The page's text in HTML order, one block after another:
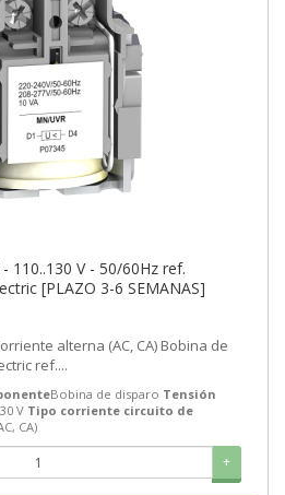
110..130 V - 50/60Hz ref.
[PLAZO 3-6 SEMANAS]
ref....
Bobina de disparo Tensión
V Tipo corriente circuito de
CA)
+